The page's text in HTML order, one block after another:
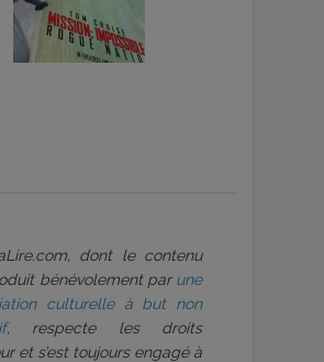
dont le contenu
bénévolement par une
culturelle à but non
, respecte les droits
et s’est toujours engagé à